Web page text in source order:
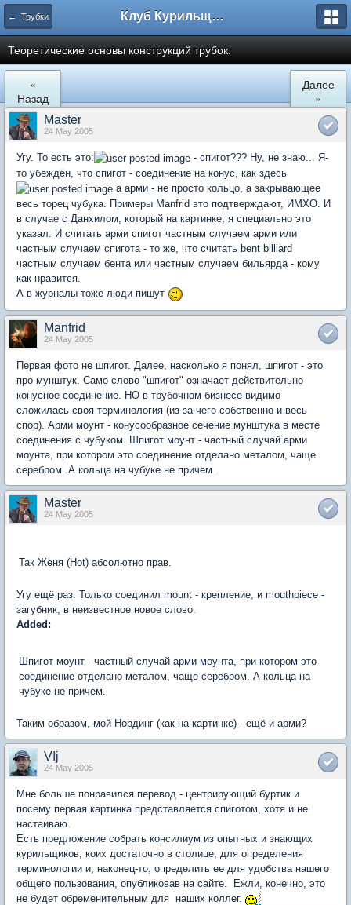
← Трубки Клуб Курильщиков Трубки
Теоретические основы конструкций трубок.
«
Назад
Далее
»
Master
24 May 2005
Угу. То есть это:
- спигот??? Ну, не знаю... Я-
то убеждён, что спигот - соединение на конус, как здесь
а арми - не просто кольцо, а закрывающее
весь торец чубука. Примеры Manfrid это подтверждают, ИМХО. И
в случае с Данхилом, который на картинке, я специально это
указал. И считать арми спигот частным случаем арми или
частным случаем спигота - то же, что считать bent billiard
частным случаем бента или частным случаем бильярда - кому
как нравится.
А в журналы тоже люди пишут
Manfrid
24 May 2005
Первая фото не шпигот. Далее, насколько я понял, шпигот - это
про мунштук. Само слово "шпигот" означает действительно
конусное соединение. НО в трубочном бизнесе видимо
сложилась своя терминология (из-за чего собственно и весь
спор). Арми моунт - конусообразное сечение мунштука в месте
соединения с чубуком. Шпигот моунт - частный случай арми
моунта, при котором это соединение отделано металом, чаще
серебром. А кольца на чубуке не причем.
Master
24 May 2005
Так Женя (Hot) абсолютно прав.
Угу ещё раз. Только соединил mount - крепление, и mouthpiece -
загубник, в неизвестное новое слово.
Added:
Шпигот моунт - частный случай арми моунта, при котором это
соединение отделано металом, чаще серебром. А кольца на
чубуке не причем.
Таким образом, мой Нординг (как на картинке) - ещё и арми?
VIj
24 May 2005
Мне больше понравился перевод - центрирующий буртик и
посему первая картинка представляется спиготом, хотя и не
настаиваю.
Есть предложение собрать консилиум из опытных и знающих
курильщиков, коих достаточно в столице, для определения
терминологии и, наконец-то, определить ее для удобства нашего
общего пользования, опубликовав на сайте. Ежли, конечно, это
не будет обременительным для наших коллег.